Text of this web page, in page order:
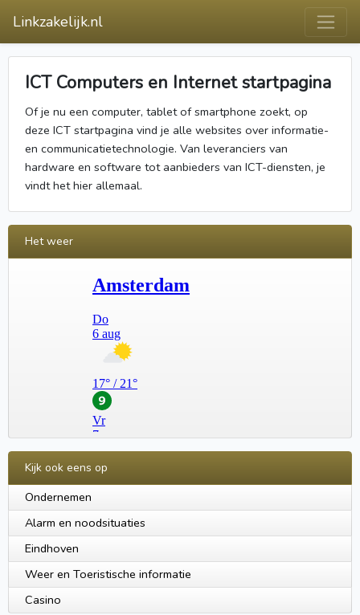
Linkzakelijk.nl
ICT Computers en Internet startpagina
Of je nu een computer, tablet of smartphone zoekt, op
deze ICT startpagina vind je alle websites over informatie-
en communicatietechnologie. Van leveranciers van
hardware en software tot aanbieders van ICT-diensten, je
vindt het hier allemaal.
Het weer
Kijk ook eens op
Ondernemen
Alarm en noodsituaties
Eindhoven
Weer en Toeristische informatie
Casino